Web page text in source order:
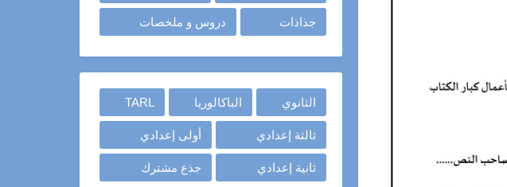
جذاذات دروس و ملخصات
الثانوي الباكالوريا TARL
ثالثة إعدادي أولى إعدادي
ثانية إعدادي جذع مشترك